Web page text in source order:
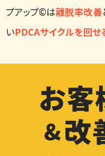
プアップ©は離脱率改善
いPDCAサイクルを回せ